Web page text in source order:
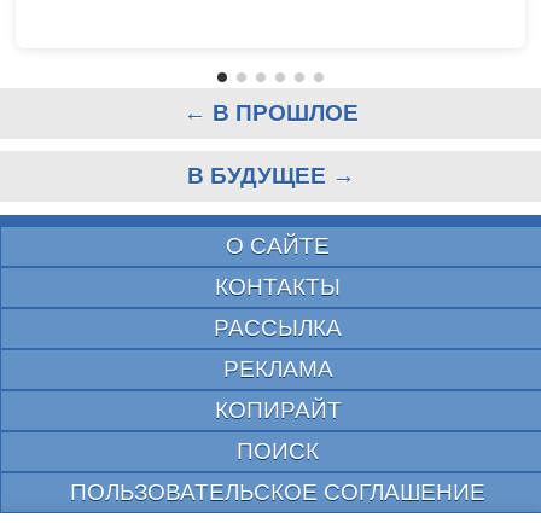
← В ПРОШЛОЕ
В БУДУЩЕЕ →
О САЙТЕ
КОНТАКТЫ
РАССЫЛКА
РЕКЛАМА
КОПИРАЙТ
ПОИСК
ПОЛЬЗОВАТЕЛЬСКОЕ СОГЛАШЕНИЕ